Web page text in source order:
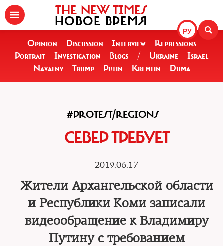
РУ
THE NEW TIMES
НОВОЕ ВРЕМЯ
Opinion Discussion Interview
Repressions
Portrait
Investigation Blogs / Ukraine
Israel
Navalny
Trump Putin Kremlin Duma
#PROTEST/REGIONS
СЕВЕР ТРЕБУЕТ
2019.06.17
Жители Архангельской области
и Республики Коми записали
видеообращение к Владимиру
Путину с требованием